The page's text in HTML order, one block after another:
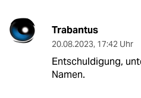
Trabantus
20.08.2023, 17:42 Uhr
Entschuldigung,
Namen.